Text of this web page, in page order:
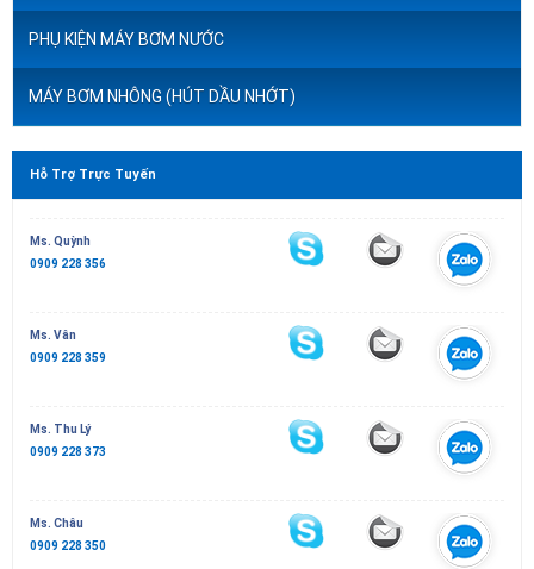
PHỤ KIỆN MÁY BƠM NƯỚC
MÁY BƠM NHÔNG (HÚT DẦU NHỚT)
Hỗ Trợ Trực Tuyến
Ms. Quỳnh
0909 228 356
Ms. Vân
0909 228 359
Ms. Thu Lý
0909 228 373
Ms. Châu
0909 228 350